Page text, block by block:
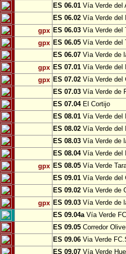
ES 06.01 Vía Verde del
ES 06.02 Vía Verde del
gpx ES 06.03 Vía Verde del
gpx ES 06.05 Vía Verde del
ES 06.07 Vìa Verde de
gpx ES 07.01 Vía Verde del
gpx ES 07.02 Vía Verde del
ES 07.03 Vía Verde de
ES 07.04El Cortijo
ES 08.01 Vía Verde del
ES 08.02 Vía Verde del
ES 08.03 Vía Verde de
ES 08.04Vía Verde del
gpx ES 08.05 Vía Verde
ES 09.01 Vía Verde del
ES 09.02 Vía Verde de
gpx ES 09.03 Vía Verde de
ES 09.04aVía Verde
ES 09.05 Corredor
ES 09.06 Via Verde
ES 09.07 Vía Verde